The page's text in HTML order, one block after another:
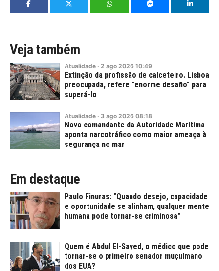
Veja também
Atualidade · 2 ago 2026 10:49
Extinção da profissão de calceteiro. Lisboa
preocupada, refere "enorme desafio" para
superá-lo
Atualidade · 3 ago 2026 08:18
Novo comandante da Autoridade Marítima
aponta narcotráfico como maior ameaça à
segurança no mar
Em destaque
Paulo Finuras: "Quando desejo, capacidade
e oportunidade se alinham, qualquer mente
humana pode tornar-se criminosa"
Quem é Abdul El-Sayed, o médico que pode
tornar-se o primeiro senador muçulmano
dos EUA?